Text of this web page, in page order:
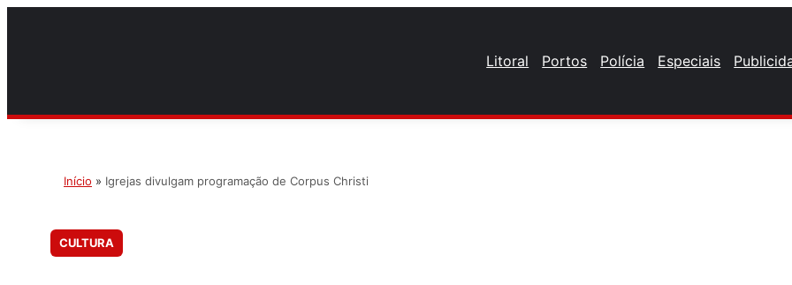
Litoral Portos Polícia Especiais
Início » Igrejas divulgam programação de Corpus Christi
CULTURA